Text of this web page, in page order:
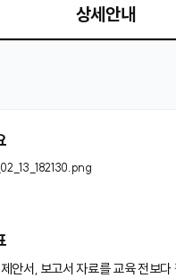
상세안내
안서, 보고서 자료를 교육 전보